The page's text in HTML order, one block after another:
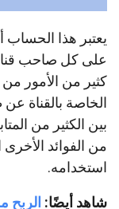
يعتبر هذا الحساب
على كل صاحب
كثير من الأمور من
الخاصة بالقناة
بين الكثير من
من الفوائد الأخرى
استخدامه.
شاهد أيضًا: